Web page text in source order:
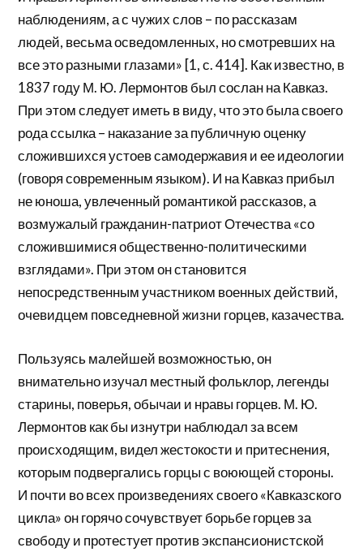
наблюдениям, а с чужих слов – по рассказам
людей, весьма осведомленных, но смотревших на
все это разными глазами» [1, с. 414]. Как известно, в
1837 году М. Ю. Лермонтов был сослан на Кавказ.
При этом следует иметь в виду, что это была своего
рода ссылка – наказание за публичную оценку
сложившихся устоев самодержавия и ее идеологии
(говоря современным языком). И на Кавказ прибыл
не юноша, увлеченный романтикой рассказов, а
возмужалый гражданин-патриот Отечества «со
сложившимися общественно-политическими
взглядами». При этом он становится
непосредственным участником военных действий,
очевидцем повседневной жизни горцев, казачества.
Пользуясь малейшей возможностью, он
внимательно изучал местный фольклор, легенды
старины, поверья, обычаи и нравы горцев. М. Ю.
Лермонтов как бы изнутри наблюдал за всем
происходящим, видел жестокости и притеснения,
которым подвергались горцы с воюющей стороны.
И почти во всех произведениях своего «Кавказского
цикла» он горячо сочувствует борьбе горцев за
свободу и протестует против экспансионистской